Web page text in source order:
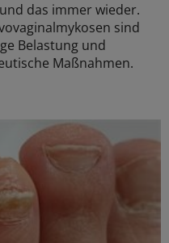
das immer wieder.
sind
Belastung und
Maßnahmen.